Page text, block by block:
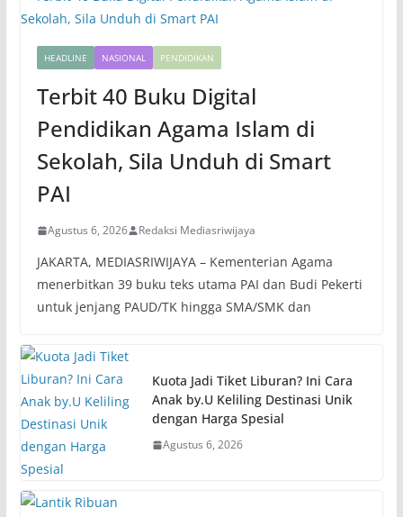
HEADLINE NASIONAL PENDIDIKAN
Terbit 40 Buku Digital
Pendidikan Agama Islam di
Sekolah, Sila Unduh di Smart
PAI
Agustus 6, 2026 Redaksi Mediasriwijaya
JAKARTA, MEDIASRIWIJAYA – Kementerian Agama
menerbitkan 39 buku teks utama PAI dan Budi Pekerti
untuk jenjang PAUD/TK hingga SMA/SMK dan
Kuota Jadi Tiket Liburan? Ini Cara
Anak by.U Keliling Destinasi Unik
dengan Harga Spesial
Agustus 6, 2026